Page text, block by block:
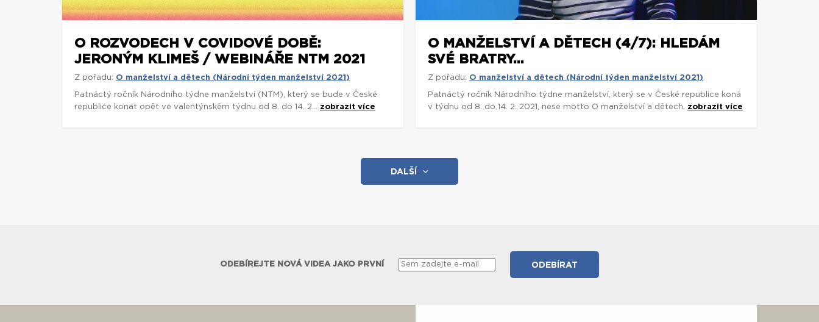
O ROZVODECH V COVIDOVÉ DOBĚ:
JERONÝM KLIMEŠ / WEBINÁŘE NTM 2021
Z pořadu: O manželství a dětech (Národní týden manželství 2021)
Patnáctý ročník Národního týdne manželství (NTM), který se bude v České
republice konat opět ve valentýnském týdnu od 8. do 14. 2... zobrazit více
O MANŽELSTVÍ A DĚTECH (4/7): HLEDÁM
SVÉ BRATRY...
Z pořadu: O manželství a dětech (Národní týden manželství 2021)
Patnáctý ročník Národního týdne manželství, který se v České republice koná
v týdnu od 8. do 14. 2. 2021, nese motto O manželství a dětech. zobrazit více
DALŠÍ
ODEBÍREJTE NOVÁ VIDEA JAKO PRVNÍ